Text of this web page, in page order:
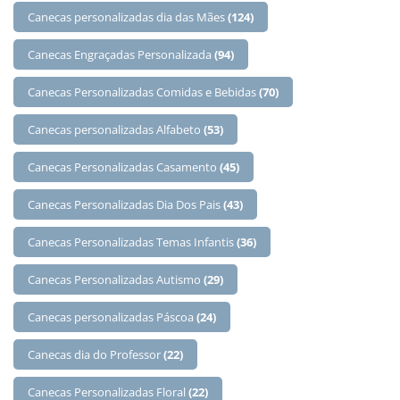
Canecas personalizadas dia das Mães(124)
Canecas Engraçadas Personalizada (94)
Canecas Personalizadas Comidas e Bebidas(70)
Canecas personalizadas Alfabeto (53)
Canecas Personalizadas Casamento (45)
Canecas Personalizadas Dia Dos Pais(43)
Canecas Personalizadas Temas Infantis(36)
Canecas Personalizadas Autismo (29)
Canecas personalizadas Páscoa (24)
Canecas dia do Professor(22)
Canecas Personalizadas Floral (22)